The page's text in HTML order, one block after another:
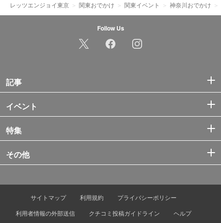
レッツエンジョイ東京 関東おでかけ 関東イベント 神奈川おでかけ
Follow Us
記事
イベント
特集
その他
サイトマップ 利用規約
プライバシーポリシー
利用者情報の外部送信
クチコミ投稿ガイドライン ヘルプ